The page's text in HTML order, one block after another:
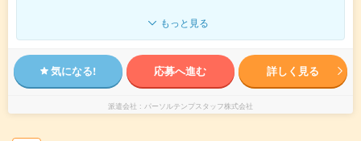
もっと見る
気になる! 応募へ進む 詳しく見る
派遣会社 パーソルテンプスタッフ株式会社